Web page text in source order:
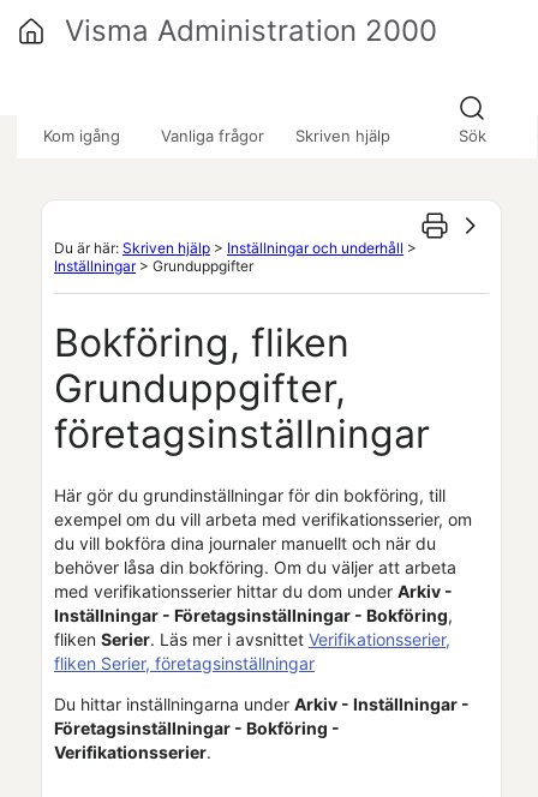
Kom igång Vanliga frågor Skriven hjälp Sök
Visma Administration 2000
Du är här: Skriven hjälp > Inställningar och underhåll >
Inställningar> Grunduppgifter
Bokföring, fliken
Grunduppgifter,
företagsinställningar
Här gör du grundinställningar för din bokföring, till
exempel om du vill arbeta med verifikationsserier, om
du vill bokföra dina journaler manuellt och när du
behöver låsa din bokföring. Om du väljer att arbeta
med verifikationsserier hittar du dom under Arkiv -
Inställningar - Företagsinställningar - Bokföring,
fliken Serier. Läs mer i avsnittet Verifikationsserier,
fliken Serier, företagsinställningar
Du hittar inställningarna under Arkiv - Inställningar -
Företagsinställningar - Bokföring -
Verifikationsserier.